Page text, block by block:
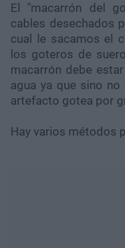
El "macarrón del
cables desechados
cual le sacamos el
los goteros de
macarrón debe
agua ya que sino
artefacto gotea por
Hay varios métodos